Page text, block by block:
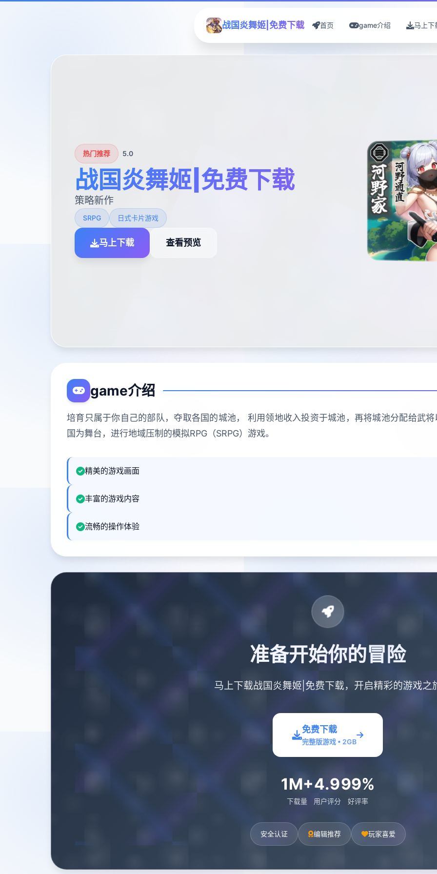
战国炎舞姬|免费下载 首页 game介绍 马上下
热门推荐 5.0
战国炎舞姬|免费下载
策略新作
SRPG 日式卡片游戏
马上下载 查看预览
game介绍
培育只属于你自己的部队，夺取各国的城池， 利用领地收入投资于城池，再将城池分配给武
国为舞台，进行地域压制的模拟RPG（SRPG）游戏。
精美的游戏画面
丰富的游戏内容
流畅的操作体验
准备开始你的冒险
马上下载战国炎舞姬|免费下载，开启精彩的游戏之
免费下载
完整版游戏 • 2GB
1M+
下载量
4.9
用户评分
99%
好评率
安全认证 编辑推荐 玩家喜爱